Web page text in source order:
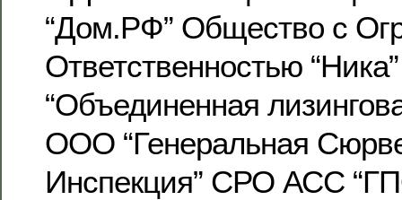
“Дом.РФ” Общество с
Ответственностью
“Объединенная
ООО “Генеральная
Инспекция” СРО АСС